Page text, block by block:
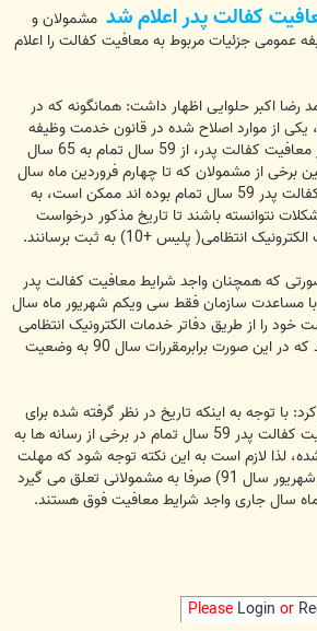
کفالت پدر اعلام شد مشمولان و
عمومی جزئیات مربوط به معافیت کفالت را اعلام
اکبر حلوایی اظهار داشت: همانگونه که در
یکی از موارد اصلاح شده در قانون خدمت وظیفه
عمومی، تغییر شرط سنی در معافیت کفالت پدر، از 59 سال تمام به 65 سال
برخی از مشمولان که تا چهارم فروردین ماه سال
جاری واجد شرایط معافیت کفالت پدر 59 سال تمام بوده اند ممکن است، به
نتوانسته باشند تا تاریخ مذکور درخواست
انتظامی( پلیس +10) به ثبت برسانند.
صورتی که همچنان واجد شرایط معافیت کفالت پدر
با مساعدت سازمان فقط سی ویکم شهریور ماه سال
خود را از طریق دفاتر خدمات الکترونیک انتظامی
(پلیس+10) به ثبت برسانند که در این صورت برابرمقررات سال 90 به وضعیت
با توجه به اینکه تاریخ در نظر گرفته شده برای
مشمولان واجد شرایط معافیت کفالت پدر 59 سال تمام در برخی از رسانه ها به
لذا لازم است به این نکته توجه شود که مهلت
در نظر گرفته شده (تا پایان شهریور سال 91) صرفا به مشمولانی تعلق می گیرد
ماه سال جاری واجد شرایط معافیت فوق هستند.
Please Login or